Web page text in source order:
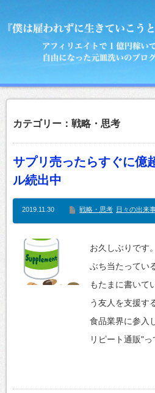
カテゴリー：戦略・思考
サプリ売ったらすぐに億
ル続出中
2019.11.30 戦略・思考 日々の出来
お久しぶりです
ぶち当たってい
もたまに書いて
う友人を支援す
食品業界に参入
リピート通販"